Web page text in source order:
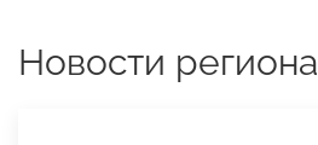
Новости региона